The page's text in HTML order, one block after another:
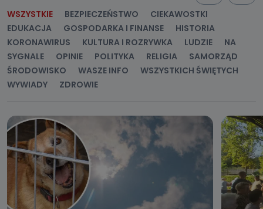
WSZYSTKIE BEZPIECZEŃSTWO
CIEKAWOSTKI
EDUKACJA
GOSPODARKA I FINANSE
HISTORIA
KORONAWIRUS
KULTURA I ROZRYWKA LUDZIE
NA
SYGNALE
OPINIE POLITYKA RELIGIA
SAMORZĄD
ŚRODOWISKO
WASZE INFO
WSZYSTKICH ŚWIĘTYCH
WYWIADY
ZDROWIE